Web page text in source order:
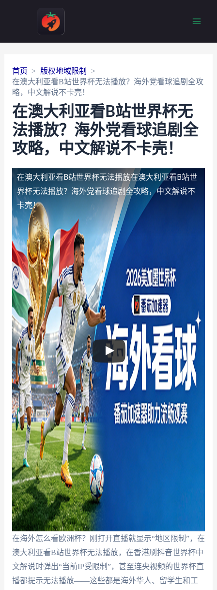
首页
版权地域限制
在澳大利亚看B站世界杯无法播放？海外党看球追剧全攻
略，中文解说不卡壳！
在澳大利亚看B站世界杯无
法播放？海外党看球追剧全
攻略，中文解说不卡壳！
在澳大利亚看B站世界杯无法播放在澳大利亚看B站世
界杯无法播放？海外党看球追剧全攻略，中文解说不
卡壳！
在海外怎么看欧洲杯？刚打开直播就显示“地区限制”，在
澳大利亚看B站世界杯无法播放，在香港刷抖音世界杯中
文解说时弹出“当前IP受限制”，甚至连央视频的世界杯直
播都提示无法播放——这些都是海外华人、留学生和工